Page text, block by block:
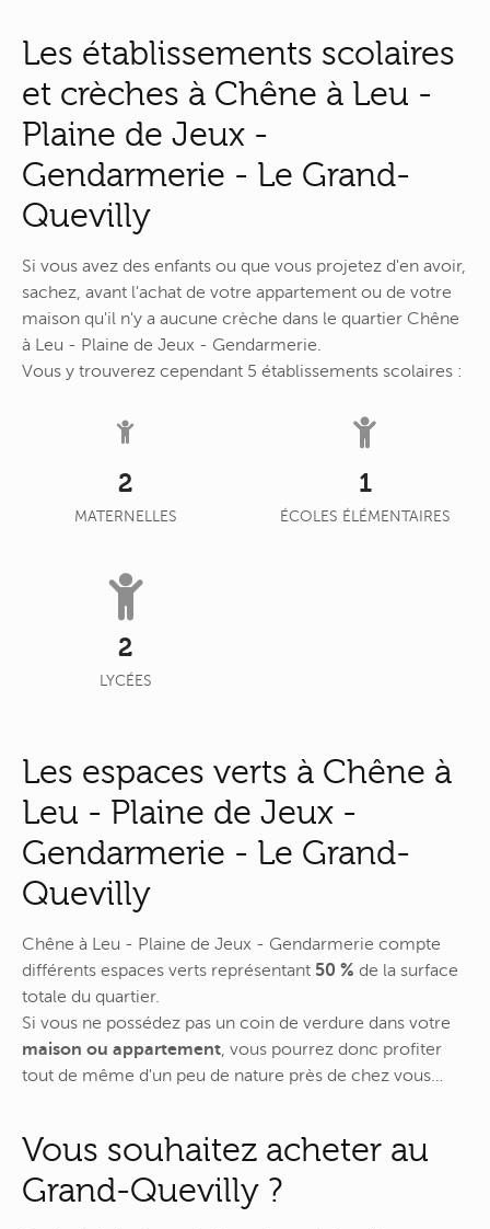
Les établissements scolaires
et crèches à Chêne à Leu -
Plaine de Jeux -
Gendarmerie - Le Grand-
Quevilly
Si vous avez des enfants ou que vous projetez d'en avoir,
sachez, avant l'achat de votre appartement ou de votre
maison qu'il n'y a aucune crèche dans le quartier Chêne
à Leu - Plaine de Jeux - Gendarmerie.
Vous y trouverez cependant 5 établissements scolaires :
2
MATERNELLES
1
ÉCOLES ÉLÉMENTAIRES
2
LYCÉES
Les espaces verts à Chêne à
Leu - Plaine de Jeux -
Gendarmerie - Le Grand-
Quevilly
Chêne à Leu - Plaine de Jeux - Gendarmerie compte
différents espaces verts représentant 50 % de la surface
totale du quartier.
Si vous ne possédez pas un coin de verdure dans votre
maison ou appartement, vous pourrez donc profiter
tout de même d'un peu de nature près de chez vous…
Vous souhaitez acheter au
Grand-Quevilly ?